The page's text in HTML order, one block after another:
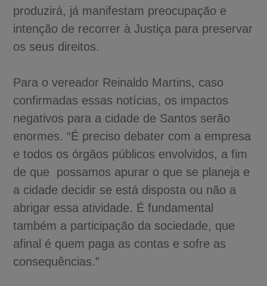
produzirá, já manifestam preocupação e
intenção de recorrer à Justiça para preservar
os seus direitos.
Para o vereador Reinaldo Martins, caso
confirmadas essas notícias, os impactos
negativos para a cidade de Santos serão
enormes. “É preciso debater com a empresa
e todos os órgãos públicos envolvidos, a fim
de que possamos apurar o que se planeja e
a cidade decidir se está disposta ou não a
abrigar essa atividade. É fundamental
também a participação da sociedade, que
afinal é quem paga as contas e sofre as
consequências.”